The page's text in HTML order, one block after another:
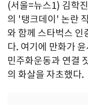
(서울=뉴스1) 김학
의 '탱크데이' 논란
와 함께 스타벅스 인
다. 여기에 만화가
민주화운동과 연결
의 화살을 자초했다.